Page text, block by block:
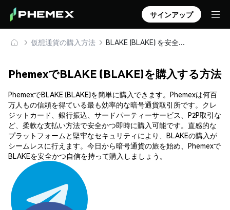
サインアップ
仮想通貨の購入方法 BLAKE (BLAKE) を安全に購入・保管
PhemexでBLAKE (BLAKE)を購入する方法
PhemexでBLAKE (BLAKE)を簡単に購入できます。Phemexは何百
万人もの信頼を得ている最も効率的な暗号通貨取引所です。クレ
ジットカード、銀行振込、サードパーティーサービス、P2P取引な
ど、柔軟な支払い方法で安全かつ即時に購入可能です。直感的な
プラットフォームと堅牢なセキュリティにより、BLAKEの購入が
シームレスに行えます。今日から暗号通貨の旅を始め、Phemexで
BLAKEを安全かつ自信を持って購入しましょう。